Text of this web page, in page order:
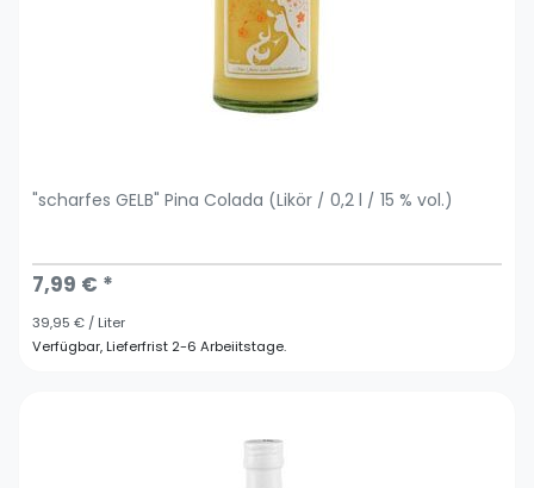
"scharfes GELB" Pina Colada (Likör / 0,2 l / 15 % vol.)
7,99 € *
39,95 € / Liter
Verfügbar, Lieferfrist 2-6 Arbeiitstage.